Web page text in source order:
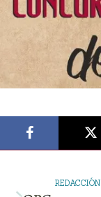
REDACCIÓN